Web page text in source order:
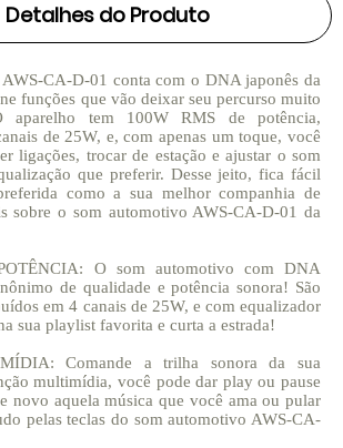
Detalhes do Produto
CA-D-01 conta com o DNA japonês da
funções que vão deixar seu percurso muito
aparelho tem 100W RMS de potência,
de 25W, e, com apenas um toque, você
ligações, trocar de estação e ajustar o som
que preferir. Desse jeito, fica fácil
como a sua melhor companhia de
sobre o som automotivo AWS-CA-D-01 da
O som automotivo com DNA
de qualidade e potência sonora! São
em 4 canais de 25W, e com equalizador
sua playlist favorita e curta a estrada!
Comande a trilha sonora da sua
multimídia, você pode dar play ou pause
novo aquela música que você ama ou pular
pelas teclas do som automotivo AWS-CA-